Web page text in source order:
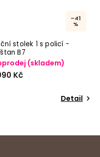
–41
%
stolek 1 s policí -
B7
(skladem)
Kč
Detail